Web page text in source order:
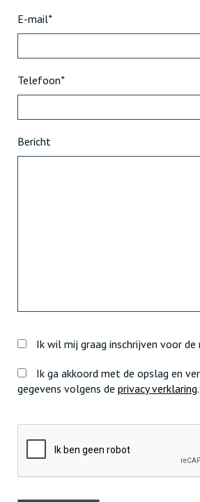
E-mail*
Telefoon*
Bericht
Ik wil mij graag inschrijven voor de
Ik ga akkoord met de opslag en
gegevens volgens de privacy verklaring.